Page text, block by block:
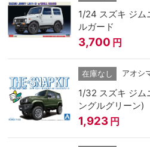
1/24 スズキ ジム
ルガード
3,700 円
在庫なし アオシ
1/32 スズキ ジム
ングルグリーン)
1,923 円